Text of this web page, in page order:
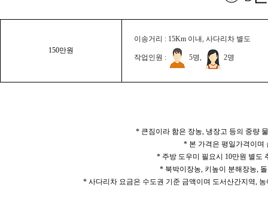
150만원
이송거리 : 15Km 이내, 사다리차 별도
작업인원 : 5명, 2명
* 큰짐이라 함은 장농, 냉장고 등의 중량
* 본 가격은 평일가격이며
* 주방 도우미 필요시 10만원 별도
* 북박이장농, 키높이 분해장농,
* 사다리차 요금은 수도권 기준 금액이며 도서산간지역,